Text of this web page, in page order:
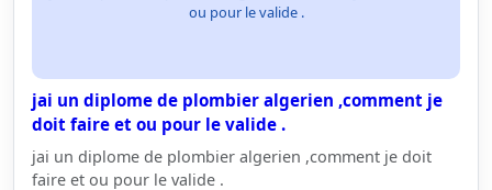
ou pour le valide .
jai un diplome de plombier algerien ,comment je
doit faire et ou pour le valide .
jai un diplome de plombier algerien ,comment je doit
faire et ou pour le valide .